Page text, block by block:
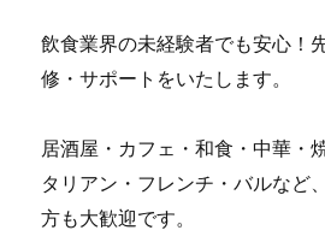
飲食業界の未経験者でも安心！
修・サポートをいたします。
居酒屋・カフェ・和食・中華・
タリアン・フレンチ・バルなど
方も大歓迎です。